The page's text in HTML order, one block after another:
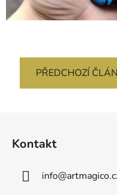
PŘEDCHOZÍ
Kontakt
info@